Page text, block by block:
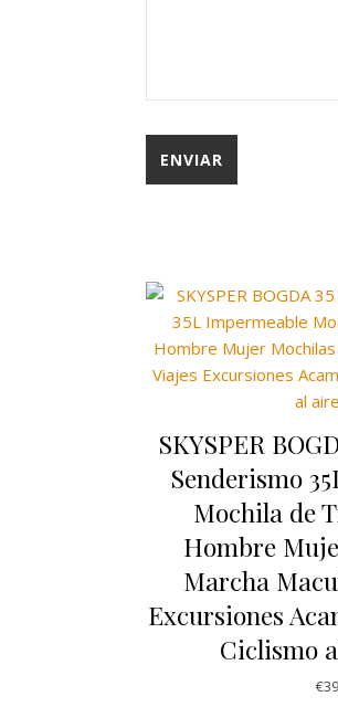
SKYSPER
Senderismo
Mochila de
Hombre
Marcha
Excursiones
Ciclismo
€